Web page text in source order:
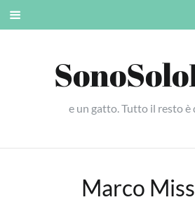
Skip
e un gatto. Tutto il resto è
Marco